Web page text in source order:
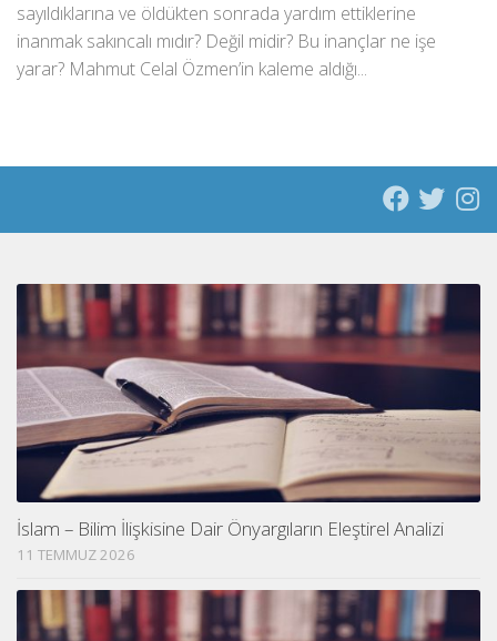
sayıldıklarına ve öldükten sonrada yardım ettiklerine
inanmak sakıncalı mıdır? Değil midir? Bu inançlar ne işe
yarar? Mahmut Celal Özmen’in kaleme aldığı...
İslam – Bilim İlişkisine Dair Önyargıların Eleştirel Analizi
11 TEMMUZ 2026